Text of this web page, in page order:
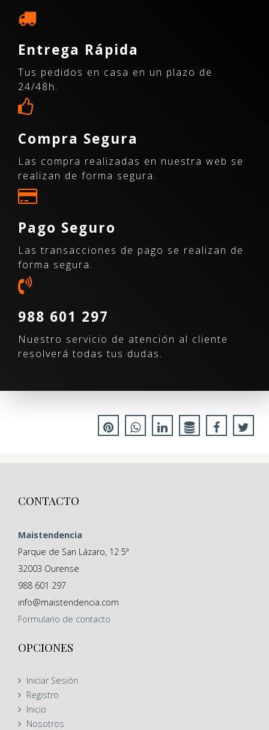
Entrega Rápida
Tus pedidos en casa en un plazo de
24/48h.
Compra Segura
Las compra realizadas en nuestra web se
realizan de forma segura.
Pago Seguro
Las transacciones de pago se realizan de
forma segura.
988 601 297
Nuestro servicio de atención al cliente
resolverá todas tus dudas.
CONTACTO
Maistendencia
Parque de San Lázaro, 12 5ª
32003 Ourense
988 601 297
info@maistendencia.com
Formulario de contacto
OPCIONES
Iniciar Sesión
Registro
Inicio
Nosotros